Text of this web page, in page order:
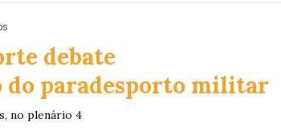
debate
do paradesporto militar
no plenário 4